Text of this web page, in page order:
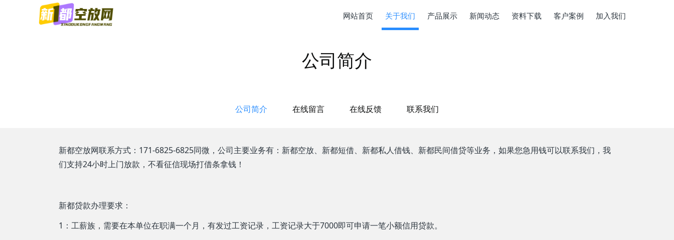
网站首页 关于我们 产品展示 新闻动态 资料下载 客户案例 加入我们
公司简介
公司简介 在线留言 在线反馈 联系我们
新都空放网联系方式：171-6825-6825同微，公司主要业务有：新都空放、新都短借、新都私人借钱、新都民间借贷等业务，如果您急用钱可以联系我们，我
们支持24小时上门放款，不看征信现场打借条拿钱！
新都贷款办理要求：
1：工薪族，需要在本单位在职满一个月，有发过工资记录，工资记录大于7000即可申请一笔小额信用贷款。